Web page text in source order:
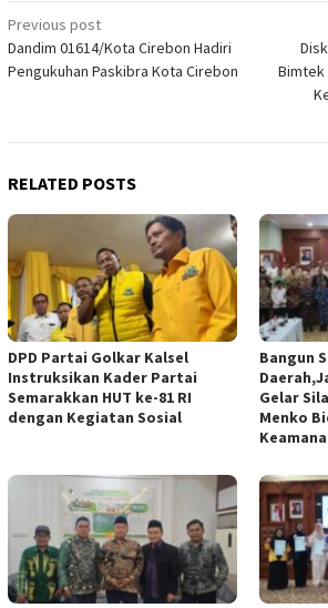
Post
navigation
Previous post
Dandim 01614/Kota Cirebon Hadiri
Pengukuhan Paskibra Kota Cirebon
Bimtek
RELATED POSTS
DPD Partai Golkar Kalsel
Instruksikan Kader Partai
Semarakkan HUT ke-81 RI
dengan Kegiatan Sosial
Bangun
Gelar
Menko